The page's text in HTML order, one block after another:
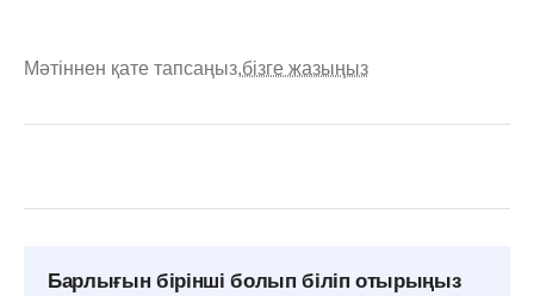
Мәтіннен қате тапсаңыз,бізге жазыңыз
Барлығын бірінші болып біліп отырыңыз